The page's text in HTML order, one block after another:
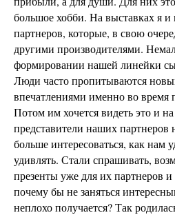
большое хобби. На выставках я и
партнеров, которые, в свою
другими производителями.
формировании нашей линейки
Люди часто пропитываются
впечатлениями именно во время
Потом им хочется видеть это и
представители наших партнеров
больше интересоваться, как нам
удивлять. Стали спрашивать,
презенты уже для их партнеров
почему бы не заняться
неплохо получается? Так